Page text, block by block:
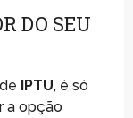
DO SEU
IPTU, é só
a opção